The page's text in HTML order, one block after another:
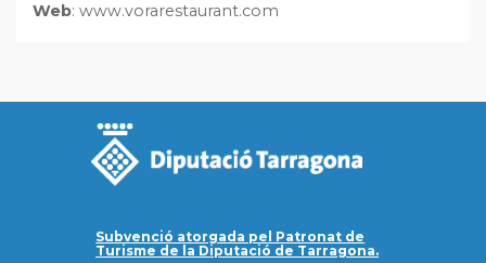
Web: www.vorarestaurant.com
Subvenció atorgada pel Patronat de
Turisme de la Diputació de Tarragona.